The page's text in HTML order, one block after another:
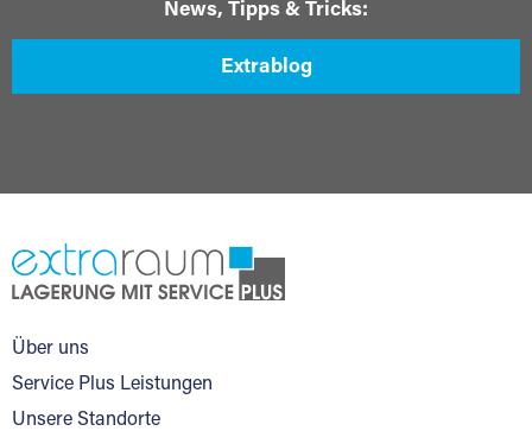
News, Tipps & Tricks:
Extrablog
Über uns
Service Plus Leistungen
Unsere Standorte